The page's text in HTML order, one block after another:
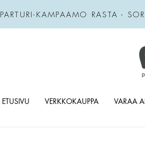
PARTURI-KAMPAAMO RASTA -
ETUSIVU VERKKOKAUPPA VARAA